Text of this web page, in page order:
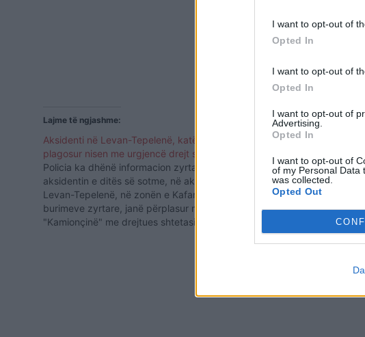
I want to opt-out of
Opted In
I want to opt-out of
Opted In
I want to opt-out of
Advertising.
Opted In
I want to opt-out of
of my Personal Data
was collected.
Opted Out
Lajme të ngjashme:
Aksidenti në Levan-Tepelenë, katër të
plagosur nisen me urgjencë drejt spitalit
Policia ka dhënë informacion zyrtar mbi
aksidentin e ditës së sotme, në aksin
Levan-Tepelenë, në zonën e Kafarajt. Sipas
burimeve zyrtare, janë përplasur mjetet tip
"Kamionçinë" me drejtues shtetasin A. J.,
del nga rruga, plagosen